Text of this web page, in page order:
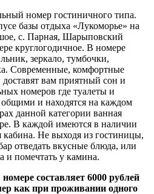
номер гостиничного типа.
базы отдыха «Лукоморье» на
с. Парная, Шарыповский
круглогодичное. В номере
зеркало, тумбочки,
Современные, комфортные
вам приятный сон и
номеров где туалеты и
и находятся на каждом
данной категории ванная
В каждой имеются в наличии
кабина. Не выходя из гостиницы,
отведать вкусные блюда, или
и помечтать у камина.
составляет 6000 рублей
как при проживании одного